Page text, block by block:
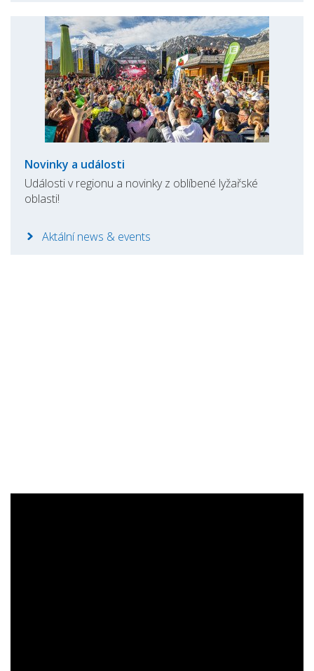
Novinky a události
Události v regionu a novinky z oblíbené lyžařské
oblasti!
Aktální news & events